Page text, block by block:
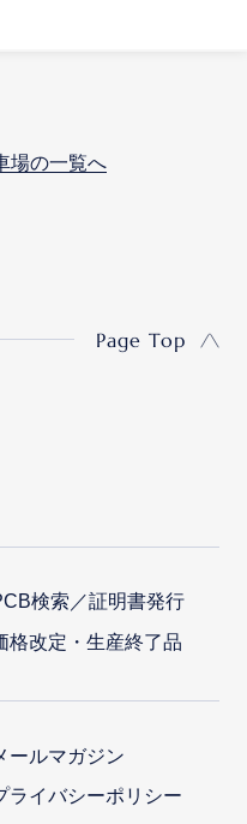
場の一覧へ
Page Top
検索／証明書発行
格改定・生産終了品
ールマガジン
ライバシーポリシー